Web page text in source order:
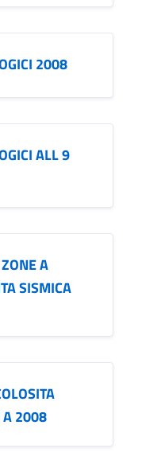
2008
ALL 9
A
SISMICA
A 2008